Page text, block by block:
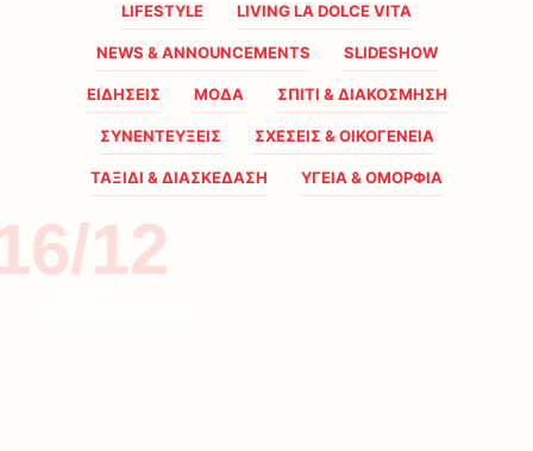
LIFESTYLE LIVING LA DOLCE VITA
NEWS & ANNOUNCEMENTS SLIDESHOW
ΕΙΔΗΣΕΙΣ ΜΟΔΑ ΣΠΙΤΙ & ΔΙΑΚΟΣΜΗΣΗ
ΣΥΝΕΝΤΕΥΞΕΙΣ ΣΧΕΣΕΙΣ & ΟΙΚΟΓΕΝΕΙΑ
ΤΑΞΙΔΙ & ΔΙΑΣΚΕΔΑΣΗ ΥΓΕΙΑ & ΟΜΟΡΦΙΑ
12